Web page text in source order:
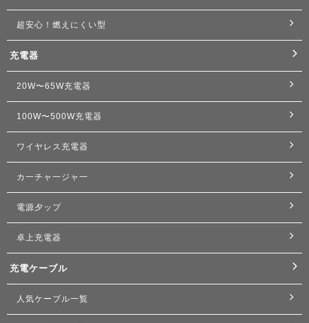
超安心！燃えにくい型
充電器
20W〜65W充電器
100W〜500W充電器
ワイヤレス充電器
カ一チャ一ジャ一
電源夕ップ
卓上充電器
充電ケーブル
人気ケーブル一覧